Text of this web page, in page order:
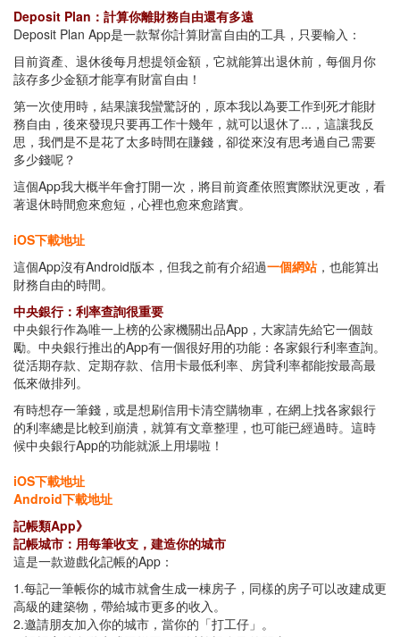
Deposit Plan：計算你離財務自由還有多遠
Deposit Plan App是一款幫你計算財富自由的工具，只要輸入：
目前資產、退休後每月想提領金額，它就能算出退休前，每個月你
該存多少金額才能享有財富自由！
第一次使用時，結果讓我蠻驚訝的，原本我以為要工作到死才能財
務自由，後來發現只要再工作十幾年，就可以退休了...，這讓我反
思，我們是不是花了太多時間在賺錢，卻從來沒有思考過自己需要
多少錢呢？
這個App我大概半年會打開一次，將目前資產依照實際狀況更改，看
著退休時間愈來愈短，心裡也愈來愈踏實。
iOS下載地址
這個App沒有Android版本，但我之前有介紹過一個網站，也能算出
財務自由的時間。
中央銀行：利率查詢很重要
中央銀行作為唯一上榜的公家機關出品App，大家請先給它一個鼓
勵。中央銀行推出的App有一個很好用的功能：各家銀行利率查詢。
從活期存款、定期存款、信用卡最低利率、房貸利率都能按最高最
低來做排列。
有時想存一筆錢，或是想刷信用卡清空購物車，在網上找各家銀行
的利率總是比較到崩潰，就算有文章整理，也可能已經過時。這時
候中央銀行App的功能就派上用場啦！
iOS下載地址
Android下載地址
記帳類App》
記帳城市：用每筆收支，建造你的城市
這是一款遊戲化記帳的App：
1.每記一筆帳你的城市就會生成一棟房子，同樣的房子可以改建成更
高級的建築物，帶給城市更多的收入。
2.邀請朋友加入你的城市，當你的「打工仔」。